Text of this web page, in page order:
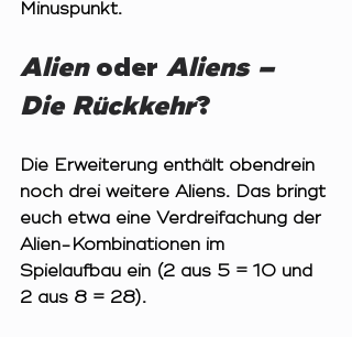
Minuspunkt.
Alien oder Aliens –
Die Rückkehr?
Die Erweiterung enthält obendrein
noch drei weitere Aliens. Das bringt
euch etwa eine Verdreifachung der
Alien-Kombinationen im
Spielaufbau ein (2 aus 5 = 10 und
2 aus 8 = 28).